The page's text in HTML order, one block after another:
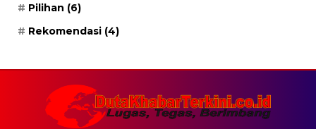
Pilihan (6)
Rekomendasi (4)